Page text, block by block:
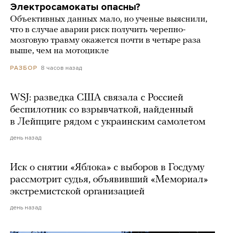
Электросамокаты опасны?
Объективных данных мало, но ученые выяснили,
что в случае аварии риск получить черепно-
мозговую травму окажется почти в четыре раза
выше, чем на мотоцикле
РАЗБОР 8 часов назад
WSJ: разведка США связала с Россией
беспилотник со взрывчаткой, найденный
в Лейпциге рядом с украинским самолетом
день назад
Иск о снятии «Яблока» с выборов в Госдуму
рассмотрит судья, объявивший «Мемориал»
экстремистской организацией
день назад